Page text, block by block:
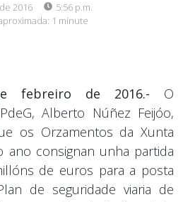
2016
5:56 p.m.
1 minute
febreiro de 2016.- O
Alberto Núñez Feijóo,
os Orzamentos da Xunta
ano consignan unha partida
de euros para a posta
de seguridade viaria de